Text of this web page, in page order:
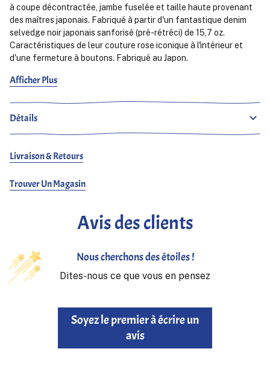
à coupe décontractée, jambe fuselée et taille haute provenant
des maîtres japonais. Fabriqué à partir d'un fantastique denim
selvedge noir japonais sanforisé (pré-rétréci) de 15,7 oz.
Caractéristiques de leur couture rose iconique à l'intérieur et
d'une fermeture à boutons. Fabriqué au Japon.
Tewolde mesure 179 cm et porte du 32.
Afficher Plus
Détails
Livraison & Retours
Trouver Un Magasin
Avis des clients
Nous cherchons des étoiles !
Dites-nous ce que vous en pensez
Soyez le premier à écrire un
avis